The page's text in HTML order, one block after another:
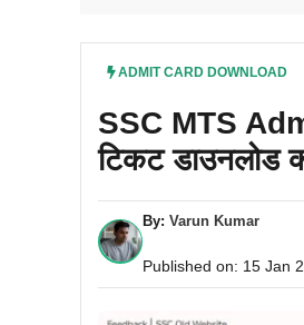
ADMIT CARD DOWNLOAD
SSC MTS
टिकट डाउनलोड
By: Varun Kumar
Published on: 15 Jan